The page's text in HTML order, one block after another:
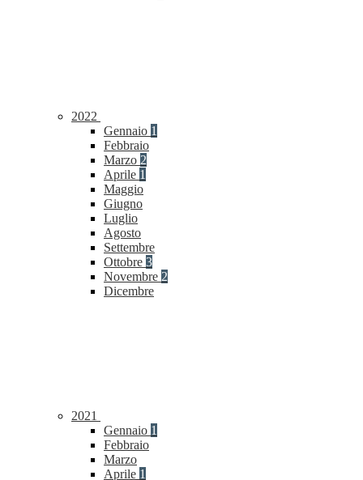
2022
Gennaio 1
Febbraio
Marzo 2
Aprile 1
Maggio
Giugno
Luglio
Agosto
Settembre
Ottobre 3
Novembre 2
Dicembre
2021
Gennaio 1
Febbraio
Marzo
Aprile 1